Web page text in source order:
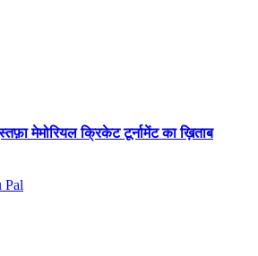
मेमोरियल क्रिकेट टूर्नामेंट का ख़िताब
Pal